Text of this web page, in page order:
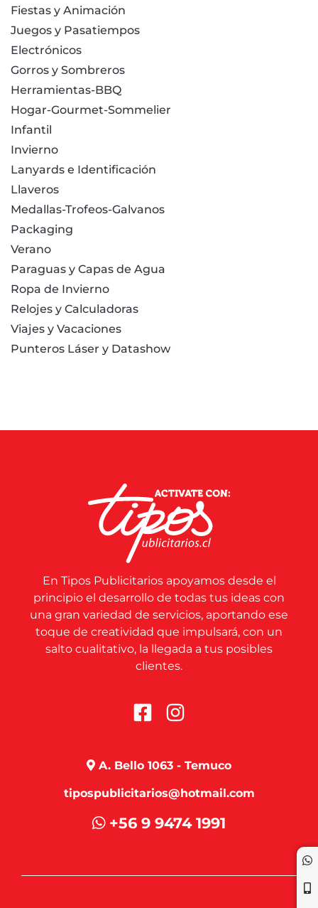
Fiestas y Animación
Juegos y Pasatiempos
Electrónicos
Gorros y Sombreros
Herramientas-BBQ
Hogar-Gourmet-Sommelier
Infantil
Invierno
Lanyards e Identificación
Llaveros
Medallas-Trofeos-Galvanos
Packaging
Verano
Paraguas y Capas de Agua
Ropa de Invierno
Relojes y Calculadoras
Viajes y Vacaciones
Punteros Láser y Datashow
En Tipos Publicitarios apoyamos desde el
principio el desarrollo de todas tus ideas con
una gran variedad de servicios, aportando ese
toque de creatividad que impulsará, con un
salto cualitativo, la llegada a tus posibles
clientes.
A. Bello 1063 - Temuco
tipospublicitarios@hotmail.com
+56 9 9474 1991